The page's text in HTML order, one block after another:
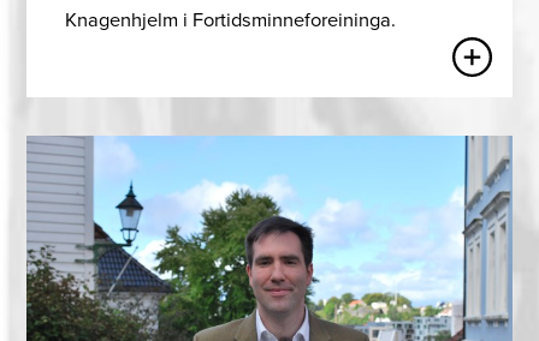
Knagenhjelm i Fortidsminneforeininga.